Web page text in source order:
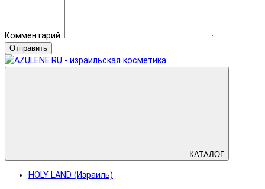
Комментарий:
Отправить
КАТАЛОГ
HOLY LAND (Израиль)